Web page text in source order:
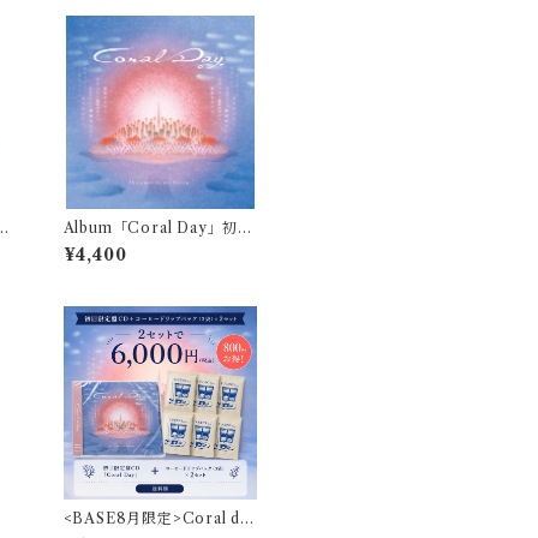
Album「Coral Day」初回
限定盤
¥4,400
<BASE8月限定>Coral da